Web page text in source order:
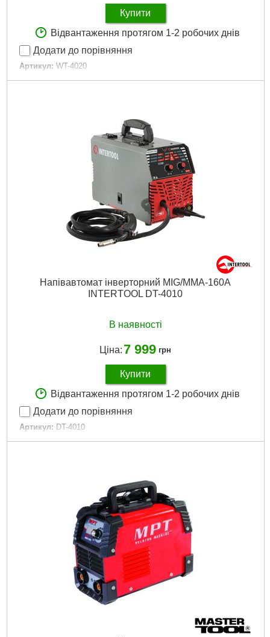
Купити
Відвантаження протягом 1-2 робочих днів
Додати до порівняння
Артикул: WT-4020
Код товару: 28.02.78
440х260х330 мм
Споживана потужність: до 4,8 кВА
Струм зварювання: 20-180 А
Габарити упаковки:
400x330x265 мм
8,000 р
Докладніше...
Напівавтомат інверторний MIG/MMA-160A
INTERTOOL DT-4010
В наявності
Ціна: 7 999 грн
Купити
Відвантаження протягом 1-2 робочих днів
Додати до порівняння
Артикул: DT-4010
Код товару: 28.02.87
Діаметр зварювального дроту: 0,6 - 1 мм
Швидкість подачі дроту: 1,5 - 9 м/хв
Габаритні розміри: 425х205х315 мм
12 місяців.
Діаметр зварювального електрода: 1,6 – 4 мм
Габарити упаковки: 490x350x290 мм
11,400 р
Докладніше...